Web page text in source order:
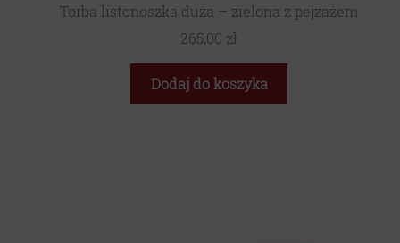
Torba listonoszka duża – zielona z pejzażem
265,00 zł
Dodaj do koszyka